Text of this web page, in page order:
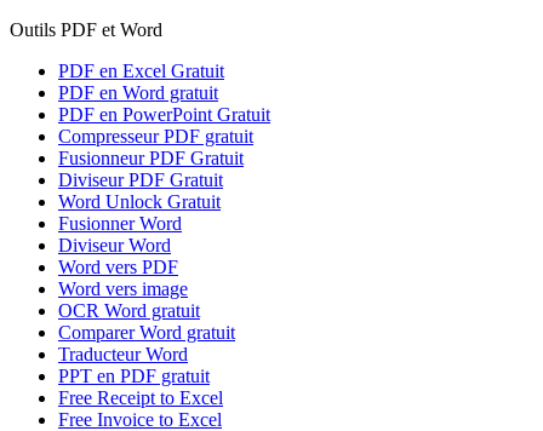
Outils PDF et Word
PDF en Excel Gratuit
PDF en Word gratuit
PDF en PowerPoint Gratuit
Compresseur PDF gratuit
Fusionneur PDF Gratuit
Diviseur PDF Gratuit
Word Unlock Gratuit
Fusionner Word
Diviseur Word
Word vers PDF
Word vers image
OCR Word gratuit
Comparer Word gratuit
Traducteur Word
PPT en PDF gratuit
Free Receipt to Excel
Free Invoice to Excel